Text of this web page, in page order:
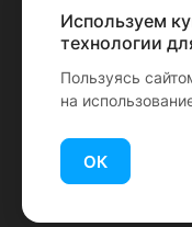
© 2026 Водовоз.RU
Используем
технологии
Пользуясь
на
ОК